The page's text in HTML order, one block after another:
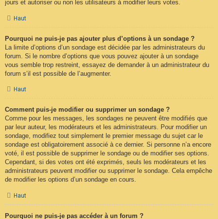
jours et autoriser ou non les utilisateurs à modifier leurs votes.
Haut
Pourquoi ne puis-je pas ajouter plus d’options à un sondage ?
La limite d’options d’un sondage est décidée par les administrateurs du
forum. Si le nombre d’options que vous pouvez ajouter à un sondage
vous semble trop restreint, essayez de demander à un administrateur du
forum s’il est possible de l’augmenter.
Haut
Comment puis-je modifier ou supprimer un sondage ?
Comme pour les messages, les sondages ne peuvent être modifiés que
par leur auteur, les modérateurs et les administrateurs. Pour modifier un
sondage, modifiez tout simplement le premier message du sujet car le
sondage est obligatoirement associé à ce dernier. Si personne n’a encore
voté, il est possible de supprimer le sondage ou de modifier ses options.
Cependant, si des votes ont été exprimés, seuls les modérateurs et les
administrateurs peuvent modifier ou supprimer le sondage. Cela empêche
de modifier les options d’un sondage en cours.
Haut
Pourquoi ne puis-je pas accéder à un forum ?